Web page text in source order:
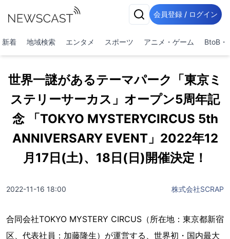
会員登録 / ログイン
新着 地域検索 エンタメ スポーツ アニメ・ゲーム BtoB・
世界一謎があるテーマパーク「東京ミ
ステリーサーカス」オープン5周年記
念 「TOKYO MYSTERYCIRCUS 5th
ANNIVERSARY EVENT」2022年12
月17日(土)、18日(日)開催決定！
2022-11-16 18:00 株式会社SCRAP
合同会社TOKYO MYSTERY CIRCUS（所在地：東京都新宿
区、代表社員：加藤隆生）が運営する、世界初・国内最大